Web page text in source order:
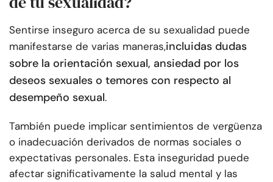
Sentirse inseguro acerca de su sexualidad puede
manifestarse de varias maneras,incluidas dudas
sobre la orientación sexual, ansiedad por los
deseos sexuales o temores con respecto al
desempeño sexual.
También puede implicar sentimientos de vergüenza
o inadecuación derivados de normas sociales o
expectativas personales. Esta inseguridad puede
afectar significativamente la salud mental y las